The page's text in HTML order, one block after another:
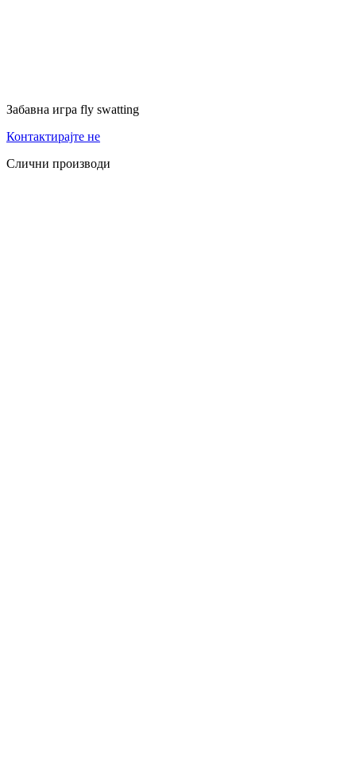
Забавна игра fly swatting
Контактирајте не
Слични производи